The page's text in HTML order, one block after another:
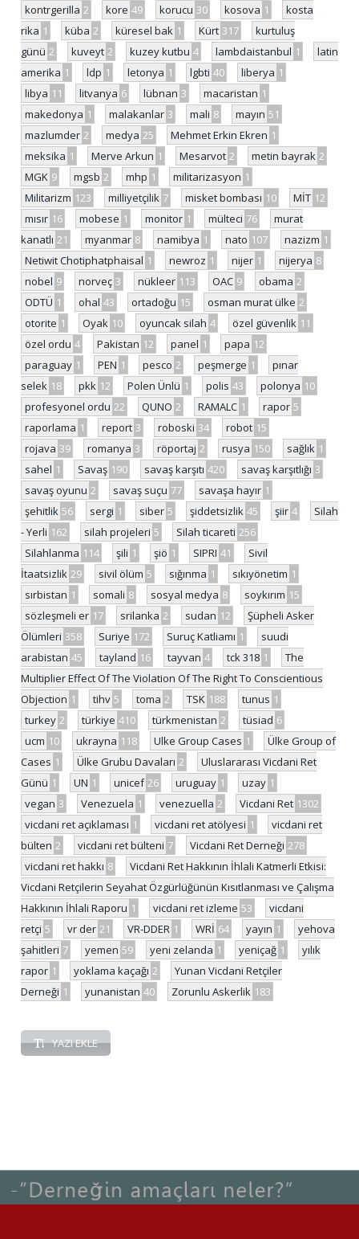
kontrgerilla 2 kore 49 korucu 30 kosova 1
kosta
rika 1 küba 2 küresel bak 1 Kürt 317
kurtuluş
günü 2 kuveyt 2 kuzey kutbu 4 lambdaistanbul 1
latin
amerika 1 ldp 1 letonya 1 lgbti 40 liberya 1
libya 11 litvanya 6 lübnan 3 macaristan 1
makedonya 1 malakanlar 3 mali 8 mayın 51
mazlumder 2 medya 25 Mehmet Erkin Ekren 1
meksika 1 Merve Arkun 1 Mesarvot 2 metin bayrak 2
MGK 9 mgsb 2 mhp 1 militarizasyon 1
Militarizm 123 milliyetçilik 7 misket bombası 10 MİT 12
mısır 16 mobese 1 monitor 1 mülteci 76
murat
kanatlı 21 myanmar 8 namibya 1 nato 107 nazizm 1
Netiwit Chotiphatphaisal 1 newroz 1 nijer 1 nijerya 8
nobel 9 norveç 3 nükleer 113 OAC 9 obama 2
ODTÜ 1 ohal 43 ortadoğu 15 osman murat ülke 2
otorite 1 Oyak 10 oyuncak silah 4 özel güvenlik 11
özel ordu 4 Pakistan 12 panel 1 papa 12
paraguay 1 PEN 1 pesco 2 peşmerge 1
pınar
selek 18 pkk 12 Polen Ünlü 1 polis 43 polonya 10
profesyonel ordu 22 QUNO 2 RAMALC 1 rapor 5
raporlama 1 report 3 roboski 34 robot 15
rojava 39 romanya 3 röportaj 2 rusya 150 sağlık 1
sahel 1 Savaş 190 savaş karşıtı 420 savaş karşıtlığı 3
savaş oyunu 2 savaş suçu 77 savaşa hayır 1
şehitlik 56 sergi 1 siber 5 şiddetsizlik 45 şiir 4
Silah
- Yerli 162 silah projeleri 5 Silah ticareti 256
Silahlanma 114 şili 1 şiö 1 SIPRI 41
Sivil
İtaatsizlik 29 sivil ölüm 5 sığınma 1 sıkıyönetim 1
sırbistan 1 somali 8 sosyal medya 8 soykırım 15
sözleşmeli er 17 srilanka 2 sudan 12
Şüpheli Asker
Ölümleri 358 Suriye 172 Suruç Katliamı 1
suudi
arabistan 45 tayland 16 tayvan 4 tck 318 1
The
Multiplier Effect Of The Violation Of The Right To Conscientious
Objection 1 tihv 5 toma 2 TSK 188 tunus 1
turkey 2 türkiye 410 türkmenistan 2 tüsiad 6
ucm 10 ukrayna 118 Ulke Group Cases 1
Ülke Group of
Cases 1 Ülke Grubu Davaları 2
Uluslararası Vicdani Ret
Günü 1 UN 1 unicef 26 uruguay 1 uzay 1
vegan 3 Venezuela 1 venezuella 2 Vicdani Ret 1302
vicdani ret açıklaması 1 vicdani ret atölyesi 1
vicdani ret
bülten 2 vicdani ret bülteni 7 Vicdani Ret Derneği 278
vicdani ret hakkı 8
Vicdani Ret Hakkının İhlali Katmerli Etkisi:
Vicdani Retçilerin Seyahat Özgürlüğünün Kısıtlanması ve Çalışma
Hakkının İhlali Raporu 1 vicdani ret izleme 53
vicdani
retçi 5 vr der 21 VR-DDER 1 WRİ 64 yayın 1
yehova
şahitleri 7 yemen 59 yeni zelanda 1 yeniçağ 1
yılık
rapor 1 yoklama kaçağı 2
Yunan Vicdani Retçiler
Derneği 1 yunanistan 40 Zorunlu Askerlik 183
YAZI EKLE